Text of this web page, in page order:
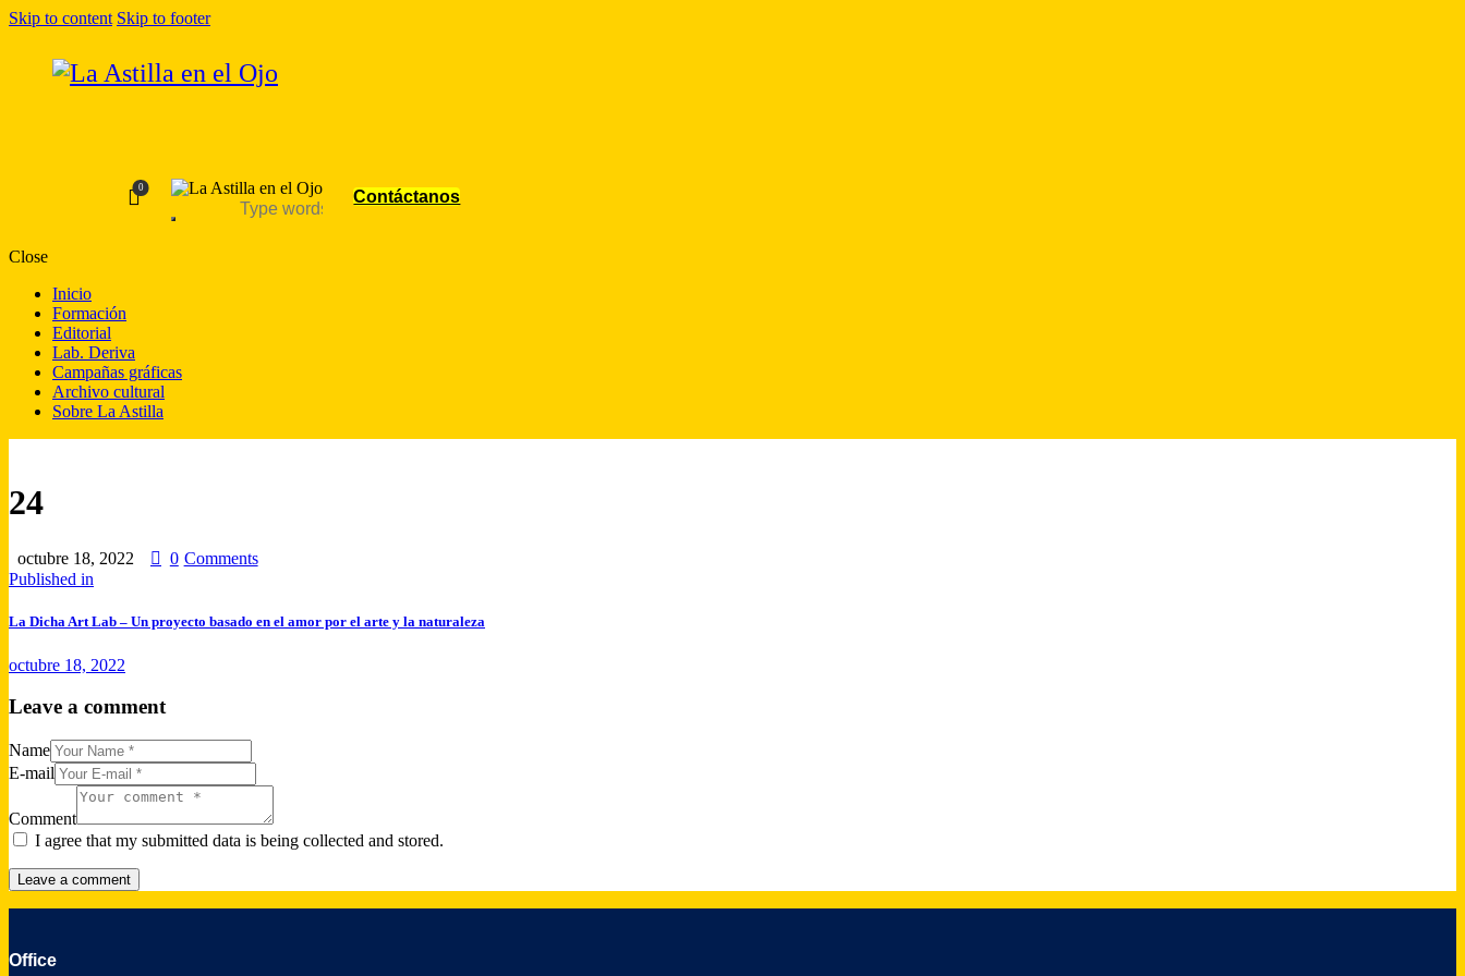
Skip to content Skip to footer
0 Contáctanos
Close
Inicio
Formación
Editorial
Lab. Deriva
Campañas gráficas
Archivo cultural
Sobre La Astilla
24
octubre 18, 2022 0 Comments
Navegación
de
Published in
La Dicha Art Lab – Un proyecto basado en el amor por el arte y la naturaleza
octubre 18, 2022
Leave a comment
Name
E-mail
Comment
I agree that my submitted data is being collected and stored.
Office